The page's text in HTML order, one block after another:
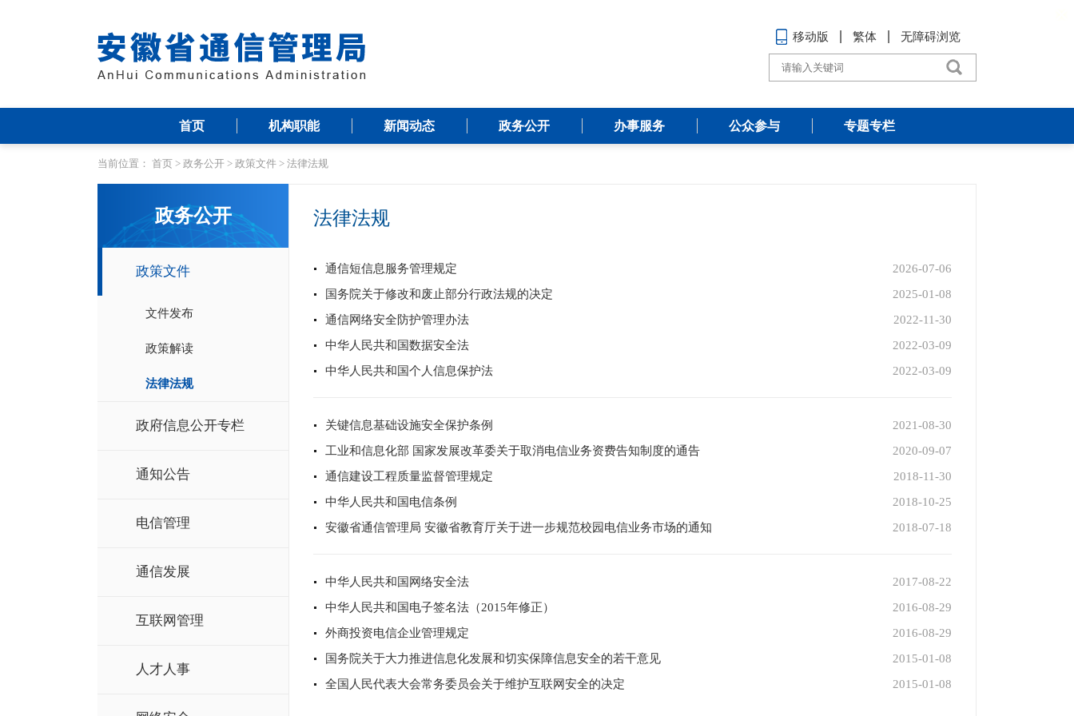
移动版 繁体 无障碍浏览
首页 机构职能 新闻动态 政务公开 办事服务 公众参与 专题专栏
当前位置： 首页 > 政务公开 > 政策文件 > 法律法规
政务公开
政策文件
文件发布
政策解读
法律法规
政府信息公开专栏
通知公告
电信管理
通信发展
互联网管理
人才人事
法律法规
2026-07-06
通信短信息服务管理规定
2025-01-08
国务院关于修改和废止部分行政法规的决定
2022-11-30
通信网络安全防护管理办法
2022-03-09
中华人民共和国数据安全法
2022-03-09
中华人民共和国个人信息保护法
2021-08-30
关键信息基础设施安全保护条例
2020-09-07
工业和信息化部 国家发展改革委关于取消电信业务资费告知制度的通告
2018-11-30
通信建设工程质量监督管理规定
2018-10-25
中华人民共和国电信条例
2018-07-18
安徽省通信管理局 安徽省教育厅关于进一步规范校园电信业务市场的通知
2017-08-22
中华人民共和国网络安全法
2016-08-29
中华人民共和国电子签名法（2015年修正）
2016-08-29
外商投资电信企业管理规定
2015-01-08
国务院关于大力推进信息化发展和切实保障信息安全的若干意见
2015-01-08
全国人民代表大会常务委员会关于维护互联网安全的决定